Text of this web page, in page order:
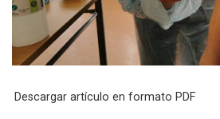
Descargar artículo en formato PDF